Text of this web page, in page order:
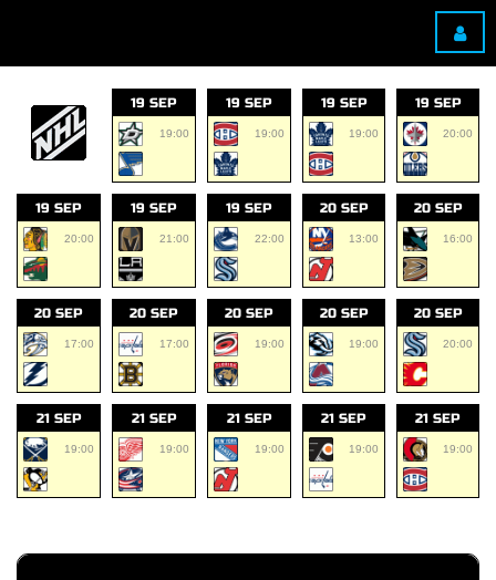
19 SEP
19:00
19 SEP
19:00
19 SEP
19:00
19 SEP
20:00
19 SEP
20:00
19 SEP
21:00
19 SEP
22:00
20 SEP
13:00
20 SEP
16:00
20 SEP
17:00
20 SEP
17:00
20 SEP
19:00
20 SEP
19:00
20 SEP
20:00
21 SEP
19:00
21 SEP
19:00
21 SEP
19:00
21 SEP
19:00
21 SEP
19:00